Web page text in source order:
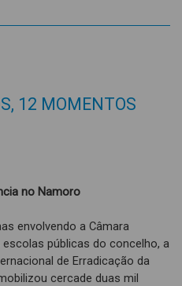
12 MOMENTOS
no Namoro
envolvendo a Câmara
públicas do concelho, a
de Erradicação da
cercade duas mil